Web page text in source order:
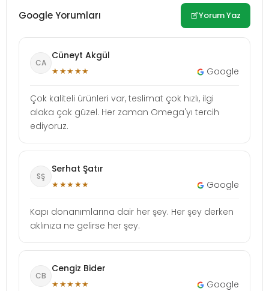
Google Yorumları Yorum Yaz
CA
Cüneyt Akgül
★★★★★ Google
Çok kaliteli ürünleri var, teslimat çok hızlı, ilgi
alaka çok güzel. Her zaman Omega'yı tercih
ediyoruz.
SŞ
Serhat Şatır
★★★★★ Google
Kapı donanımlarına dair her şey. Her şey derken
aklınıza ne gelirse her şey.
CB
Cengiz Bider
★★★★★ Google